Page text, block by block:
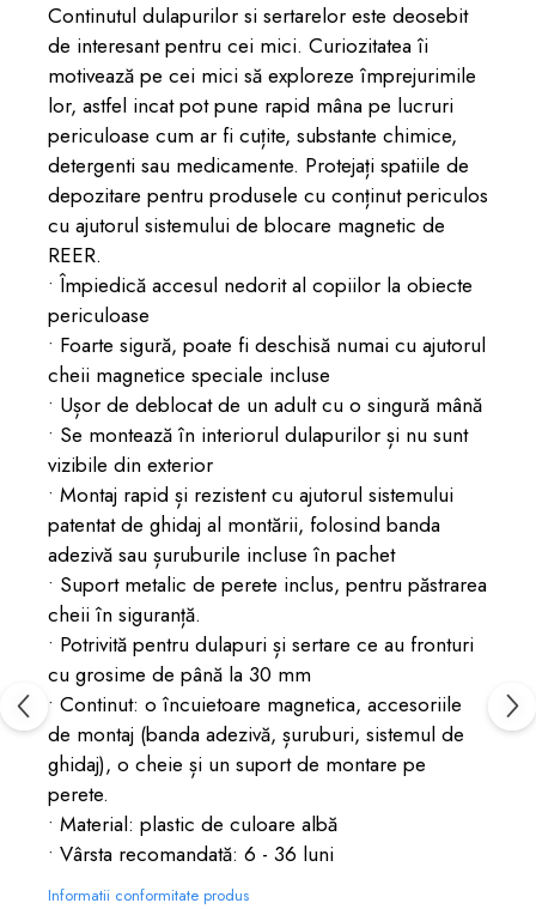
Continutul dulapurilor si sertarelor este deosebit
de interesant pentru cei mici. Curiozitatea îi
motivează pe cei mici să exploreze împrejurimile
lor, astfel incat pot pune rapid mâna pe lucruri
periculoase cum ar fi cuțite, substante chimice,
detergenti sau medicamente. Protejați spatiile de
depozitare pentru produsele cu conținut periculos
cu ajutorul sistemului de blocare magnetic de
REER.
• Împiedică accesul nedorit al copiilor la obiecte
periculoase
• Foarte sigură, poate fi deschisă numai cu ajutorul
cheii magnetice speciale incluse
• Ușor de deblocat de un adult cu o singură mână
• Se montează în interiorul dulapurilor și nu sunt
vizibile din exterior
• Montaj rapid și rezistent cu ajutorul sistemului
patentat de ghidaj al montării, folosind banda
adezivă sau șuruburile incluse în pachet
• Suport metalic de perete inclus, pentru păstrarea
cheii în siguranță.
• Potrivită pentru dulapuri și sertare ce au fronturi
cu grosime de până la 30 mm
• Continut: o încuietoare magnetica, accesoriile
de montaj (banda adezivă, șuruburi, sistemul de
ghidaj), o cheie și un suport de montare pe
perete.
• Material: plastic de culoare albă
• Vârsta recomandată: 6 - 36 luni
Informatii conformitate produs